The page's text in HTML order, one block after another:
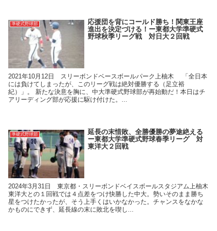
準硬式野球部
応援団を背にコールド勝ち！関東王座
進出を決定づける！ー東都大学準硬式
野球秋季リーグ戦 対日大２回戦
2021年10月12日 スリーボンドベースボールパーク上柚木 「全日本
には負けてしまったが、このリーグ戦は絶対優勝する（足立裕
紀）」。 新たな決意を胸に、中大準硬式野球部が再始動だ！本日はチ
アリーディング部が応援に駆け付けた。...
準硬式野球部
延長の末惜敗、全勝優勝の夢途絶える
ー東都大学準硬式野球春季リーグ 対
東洋大２回戦
2024年3月31日 東京都・スリーボンドベイスボールスタジアム上柚木
東洋大との１回戦では４点差をつけ快勝した中大。勢いそのまま勝ち
星をつけたかったが、そう上手くはいかなかった。チャンスをなかな
かものにできず、延長線の末に敗北を喫し...